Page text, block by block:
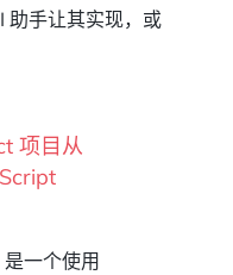
助手让其实现，或
项目从
一个使用